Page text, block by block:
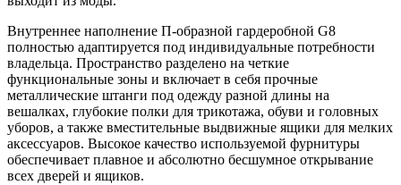
Внутреннее наполнение П-образной гардеробной G8
полностью адаптируется под индивидуальные потребности
владельца. Пространство разделено на четкие
функциональные зоны и включает в себя прочные
металлические штанги под одежду разной длины на
вешалках, глубокие полки для трикотажа, обуви и головных
уборов, а также вместительные выдвижные ящики для мелких
аксессуаров. Высокое качество используемой фурнитуры
обеспечивает плавное и абсолютно бесшумное открывание
всех дверей и ящиков.